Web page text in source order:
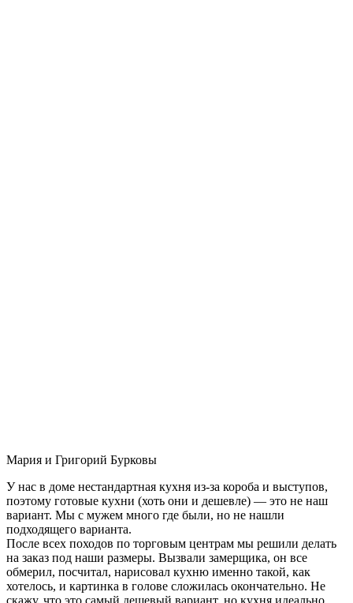
Мария и Григорий Бурковы
У нас в доме нестандартная кухня из-за короба и выступов,
поэтому готовые кухни (хоть они и дешевле) — это не наш
вариант. Мы с мужем много где были, но не нашли
подходящего варианта.
После всех походов по торговым центрам мы решили делать
на заказ под наши размеры. Вызвали замерщика, он все
обмерил, посчитал, нарисовал кухню именно такой, как
хотелось, и картинка в голове сложилась окончательно. Не
скажу, что это самый дешевый вариант, но кухня идеально